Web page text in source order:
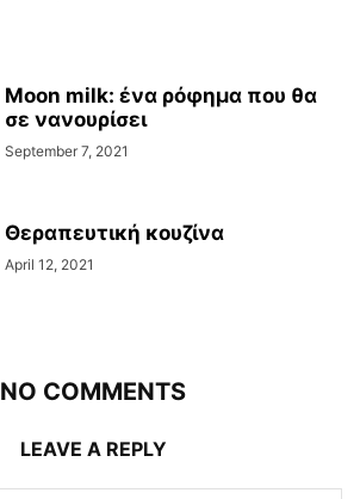
Moon milk: ένα ρόφημα που θα
σε νανουρίσει
September 7, 2021
Θεραπευτική κουζίνα
April 12, 2021
NO COMMENTS
LEAVE A REPLY